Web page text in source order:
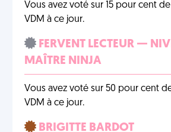
Vous avez voté sur 15 pour cent
VDM à ce jour.
FERVENT LECTEUR —
MAÎTRE NINJA
Vous avez voté sur 50 pour cent
VDM à ce jour.
BRIGITTE BARDOT